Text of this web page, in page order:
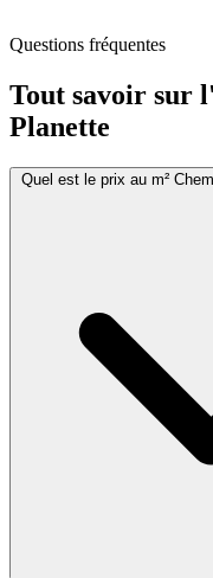
Questions fréquentes
Tout savoir sur
Planette
Quel est le prix au m²